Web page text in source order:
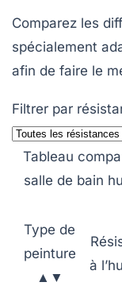
Comparez les
spécialement
afin de faire le
Filtrer par
Tableau
salle de bain
Type de
peinture
▲▼
à